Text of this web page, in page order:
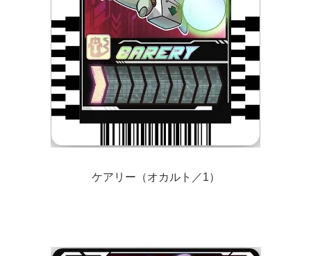
ケアリー（オカルト／1）